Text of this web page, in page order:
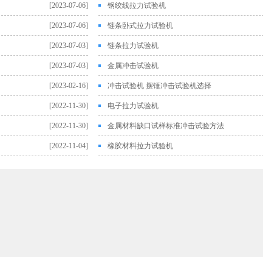
[2023-07-06] 钢绞线拉力试验机
[2023-07-06] 链条卧式拉力试验机
[2023-07-03] 链条拉力试验机
[2023-07-03] 金属冲击试验机
[2023-02-16] 冲击试验机 摆锤冲击试验机选择
[2022-11-30] 电子拉力试验机
[2022-11-30] 金属材料缺口试样标准冲击试验方法
[2022-11-04] 橡胶材料拉力试验机